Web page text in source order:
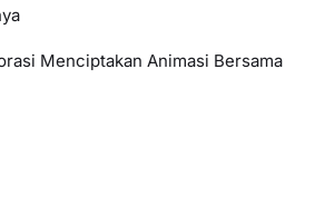
Menciptakan Animasi Bersama